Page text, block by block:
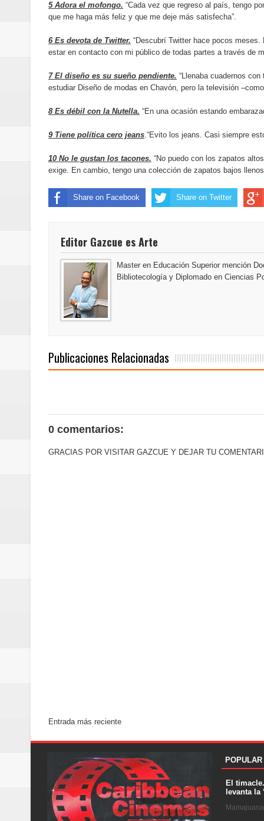
Doctor Leonardo Aguilera
del mapa del hambre
Banreservas inaugura oficina en
SEPROI obtiene certificación
Humano Seguros transforma la
minutos
la batuta del maestro José
Banreservas otorga
Estable
5 Adora el mofongo. “Cada vez que regreso al país, tengo
que me haga más feliz y que me deje más satisfecha”.
6 Es devota de Twitter. “Descubrí Twitter hace pocos
estar en contacto con mi público de todas partes a través de
7 El diseño es su sueño pendiente. “Llenaba cuadernos
estudiar Diseño de modas en Chavón, pero la televisión
8 Es débil con la Nutella. “En una ocasión estando
9 Tiene política cero jeans.“Evito los jeans. Casi siempre
10 No le gustan los tacones. “No puedo con los zapatos
exige. En cambio, tengo una colección de zapatos bajos
Share on Facebook Share on Twitter
Editor Gazcue es Arte
Master en Educación Superior mención
Bibliotecología y Diplomado en Ciencias
Publicaciones Relacionadas
0 comentarios:
GRACIAS POR VISITAR GAZCUE Y DEJAR TU
Entrada más reciente
El
levanta
Mamajuana